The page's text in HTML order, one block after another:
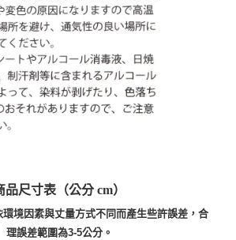
品尺寸表（公分 cm）
境因素與丈量方式不同而產生些許誤差，合
理誤差範圍為3-5公分。